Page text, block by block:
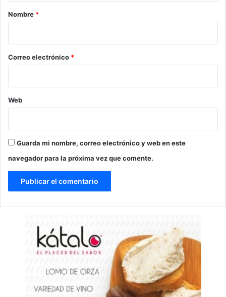
r
*
Nombre *
Correo electrónico *
Web
Guarda mi nombre, correo electrónico y web en este
navegador para la próxima vez que comente.